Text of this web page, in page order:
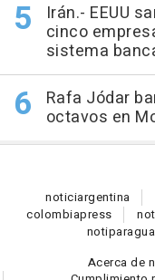
Irán.- EEUU
cinco
sistema
Rafa Jódar
octavos en
noticiargentina
colombiapress
noti
Acerca de